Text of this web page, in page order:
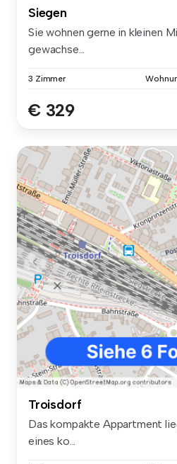
Siegen
Sie wohnen gerne in kleinen
gewachse...
3 Zimmer
€ 329
Troisdorf
Das kompakte Appartment
eines ko...